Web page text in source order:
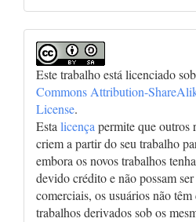
Este trabalho está licenciado
Commons Attribution-
License.
Esta licença permite que outros
criem a partir do seu trabalho
embora os novos trabalhos
devido crédito e não possam
comerciais, os usuários não têm
trabalhos derivados sob os